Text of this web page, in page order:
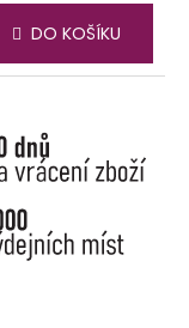
DO KOŠÍKU